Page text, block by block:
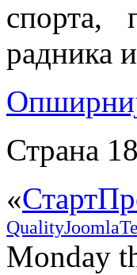
спорта,
радника
Страна
«Старт
Monday